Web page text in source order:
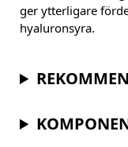
ger ytterligare
hyaluronsyra.